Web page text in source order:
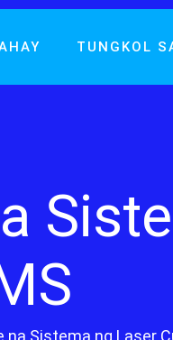
TUNGKOL
na Sistema ng Laser